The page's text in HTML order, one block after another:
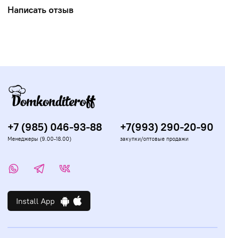
Написать отзыв
Install App
+7 (985) 046-93-88
Менеджеры (9.00-18.00)
+7(993) 290-20-90
закупки/оптовые продажи